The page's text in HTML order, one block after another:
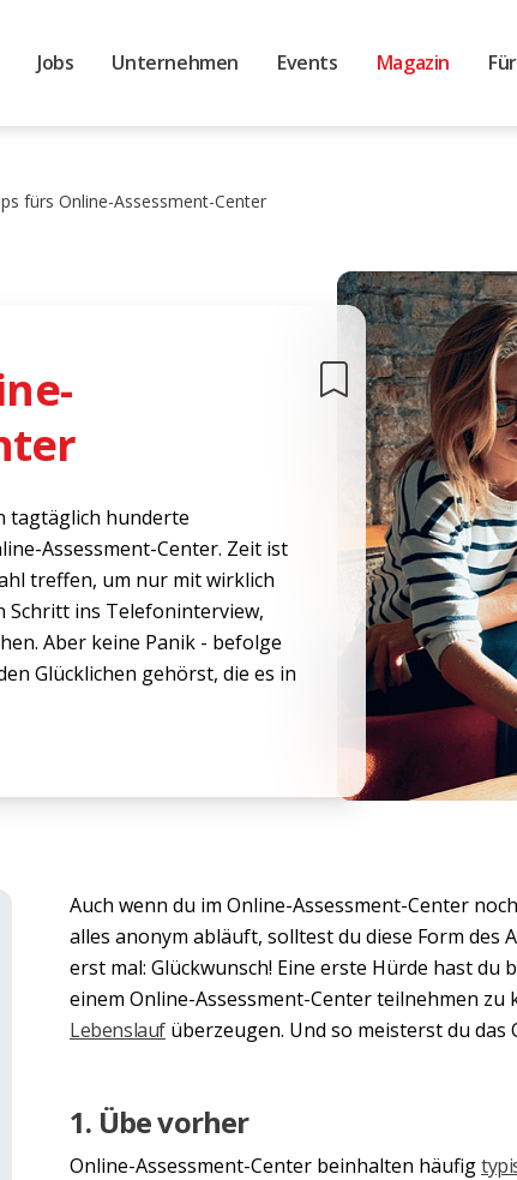
Jobs Unternehmen Events Magazin
fürs Online-Assessment-Center
tagtäglich hunderte
Assessment-Center. Zeit ist
treffen, um nur mit wirklich
Schritt ins Telefoninterview,
Aber keine Panik - befolge
Glücklichen gehörst, die es in
Auch wenn du im Online-Assessment-Center
alles anonym abläuft, solltest du diese Form
erst mal: Glückwunsch! Eine erste Hürde hast
einem Online-Assessment-Center teilnehmen
Lebenslauf überzeugen. Und so meisterst du das
1. Übe vorher
Online-Assessment-Center beinhalten häufig